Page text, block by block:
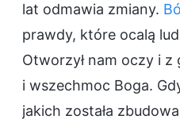
lat odmawia zmiany.
prawdy, które ocalą
Otworzył nam oczy i
i wszechmoc Boga.
jakich została